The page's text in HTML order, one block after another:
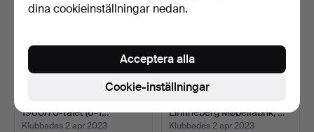
1960/70-talet (6-1…
Klubbades 2 apr 2023
Linnneberg Møbelfabrik, …
Klubbades 2 apr 2023
dina cookieinställningar nedan.
Cookie-inställningar
Acceptera alla